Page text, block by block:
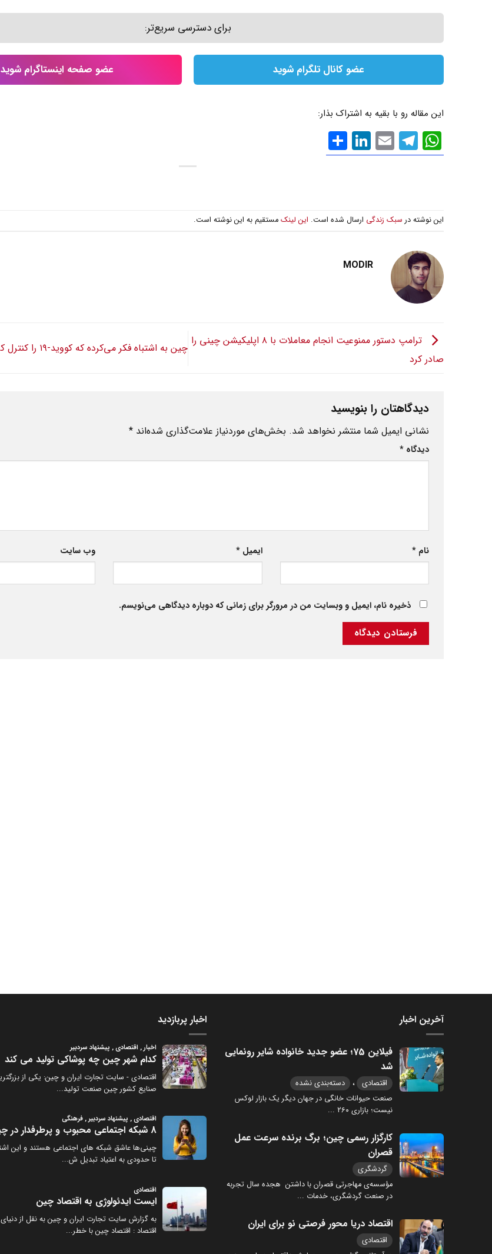
برای دسترسی سریع‌تر:
عضو کانال تلگرام شوید عضو صفحه اینستاگرام شوید
این مقاله رو با بقیه به اشتراک بذار:
WhatsApp
Telegram
Email
LinkedIn
گذاری
این نوشته در سبک زندگی ارسال شده است. این لینک مستقیم به این نوشته است.
MODIR
ترامپ دستور ممنوعیت انجام معاملات با ۸ اپلیکیشن چینی را
صادر کرد
چین به اشتباه فکر می‌کرده که کووید-۱۹ را کنترل کرده است
دیدگاهتان را بنویسید
نشانی ایمیل شما منتشر نخواهد شد. بخش‌های موردنیاز علامت‌گذاری شده‌اند *
دیدگاه *
نام * ایمیل* وب‌ سایت
ذخیره نام، ایمیل و وبسایت من در مرورگر برای زمانی که دوباره دیدگاهی می‌نویسم.
آخرین اخبار
فیلاین 75؛ عضو جدید خانواده شایر رونمایی
شد
اقتصادی ، دسته‌بندی نشده
صنعت حیوانات خانگی در جهان دیگر یک بازار لوکس
نیست؛ بازاری ۲۶۰
...
کارگزار رسمی چین؛ برگ برنده سرعت عمل
قصران
گردشگری
مؤسسه‌ی مهاجرتی قصران با داشتن هجده سال تجربه
در صنعت گردشگری، خدمات ...
اقتصاد دریا محور فرصتی نو برای ایران
اقتصادی
اخبار پربازدید